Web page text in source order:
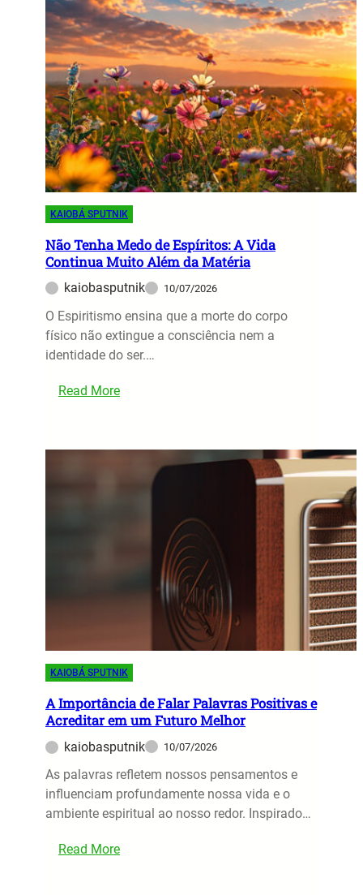
:
D
e
s
c
u
b
r
a
Q
u
n
t
o
V
o
c
V
R
g
u
n
d
o
s
s
ã
o
d
o
s
E
s
p
í
r
i
t
a
n
a
S
c
r
e
e
r
,
A
c
o
h
KAIOBÁ SPUTNIK
Não Tenha Medo de Espíritos: A Vida
Continua Muito Além da Matéria
kaiobasputnik 10/07/2026
O Espiritismo ensina que a morte do corpo
físico não extingue a consciência nem a
identidade do ser.…
Read More:
o
e
E
s
p
í
i
t
o
:
KAIOBÁ SPUTNIK
A Importância de Falar Palavras Positivas e
Acreditar em um Futuro Melhor
kaiobasputnik 10/07/2026
As palavras refletem nossos pensamentos e
influenciam profundamente nossa vida e o
ambiente espiritual ao nosso redor. Inspirado…
Read More: